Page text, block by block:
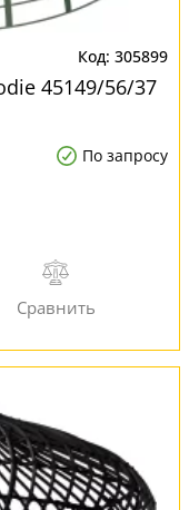
305899
45149/56/37
По запросу